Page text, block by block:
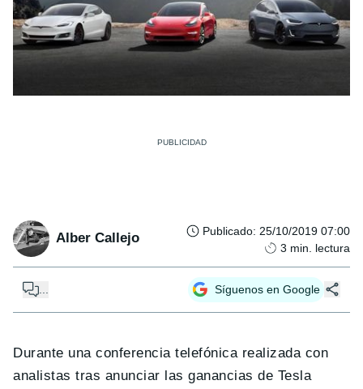
Alber Callejo Publicado: 25/10/2019 07:00
3 min. lectura
Síguenos en Google
Durante una conferencia telefónica realizada con
analistas tras anunciar las ganancias de Tesla